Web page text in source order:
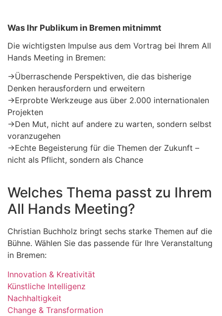
Was Ihr Publikum in Bremen mitnimmt
Die wichtigsten Impulse aus dem Vortrag bei Ihrem All
Hands Meeting in Bremen:
→Überraschende Perspektiven, die das bisherige
Denken herausfordern und erweitern
→Erprobte Werkzeuge aus über 2.000 internationalen
Projekten
→Den Mut, nicht auf andere zu warten, sondern selbst
voranzugehen
→Echte Begeisterung für die Themen der Zukunft –
nicht als Pflicht, sondern als Chance
Welches Thema passt zu Ihrem
All Hands Meeting?
Christian Buchholz bringt sechs starke Themen auf die
Bühne. Wählen Sie das passende für Ihre Veranstaltung
in Bremen:
Innovation & Kreativität
Künstliche Intelligenz
Nachhaltigkeit
Change & Transformation